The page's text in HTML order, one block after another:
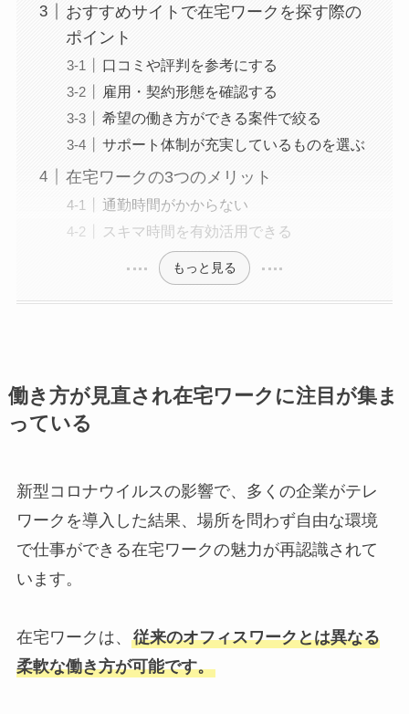
おすすめサイトで在宅ワークを探す際の
ポイント
口コミや評判を参考にする
雇用・契約形態を確認する
希望の働き方ができる案件で絞る
サポート体制が充実しているものを選ぶ
在宅ワークの3つのメリット
通勤時間がかからない
スキマ時間を有効活用できる
もっと見る
働き方が見直され在宅ワークに注目が集ま
っている
新型コロナウイルスの影響で、多くの企業がテレ
ワークを導入した結果、場所を問わず自由な環境
で仕事ができる在宅ワークの魅力が再認識されて
います。
在宅ワークは、 従来のオフィスワークとは異なる
柔軟な働き方が可能です。